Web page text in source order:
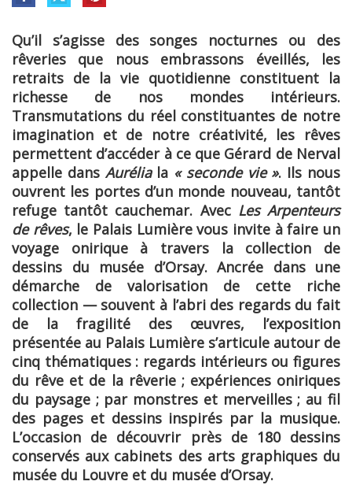
Qu’il s’agisse des songes nocturnes ou des
rêveries que nous embrassons éveillés, les
retraits de la vie quotidienne constituent la
richesse de nos mondes intérieurs.
Transmutations du réel constituantes de notre
imagination et de notre créativité, les rêves
permettent d’accéder à ce que Gérard de Nerval
appelle dans Auréliala « seconde vie ». Ils nous
ouvrent les portes d’un monde nouveau, tantôt
refuge tantôt cauchemar. Avec Les Arpenteurs
de rêves, le Palais Lumière vous invite à faire un
voyage onirique à travers la collection de
dessins du musée d’Orsay. Ancrée dans une
démarche de valorisation de cette riche
collection — souvent à l’abri des regards du fait
de la fragilité des œuvres, l’exposition
présentée au Palais Lumière s’articule autour de
cinq thématiques : regards intérieurs ou figures
du rêve et de la rêverie ; expériences oniriques
du paysage ; par monstres et merveilles ; au fil
des pages et dessins inspirés par la musique.
L’occasion de découvrir près de 180 dessins
conservés aux cabinets des arts graphiques du
musée du Louvre et du musée d’Orsay.